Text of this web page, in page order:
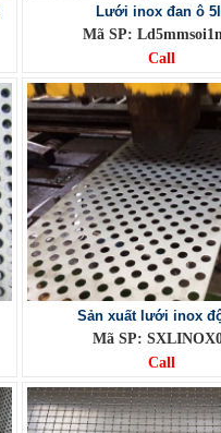
Lưới inox đan ô
Mã SP:
Call
Sản xuất lưới inox
Mã SP:
Call